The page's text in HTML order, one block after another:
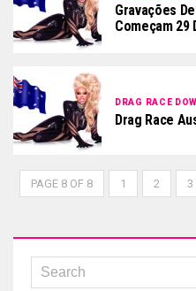
Gravações
Começam 29
DRAG RACE
Drag Race
PAGE 8 OF 8 1 2 3